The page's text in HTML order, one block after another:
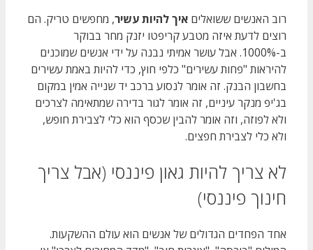
רוב האנשים ששואלים איך להיות עשיר, מחפשים טריק. הם
רוצים לדעת איזה מטבע קריפטו יזנק מחר בבוקר
ב-1000%. אבל עושר אמיתי נבנה על ידי אנשים שמוכנים
להיראות "פחות עשירים" כלפי חוץ, כדי להיות באמת עשירים
בחשבון הבנק. זה אומר לנסוע ברכב יד שנייה אמין במקום
בג'יפ מנקר עיניים, זה אומר לגור בדירה שמתאימה לצרכים
ולא לפוזה, וזה אומר להבין שכסף הוא כלי לצבירת חופש,
ולא כלי לצבירת חפצים.
לא צריך להיות גאון פיננסי (אבל צריך
חינוך פיננסי)
אחד הפחדים הגדולים של אנשים הוא עולם ההשקעות.